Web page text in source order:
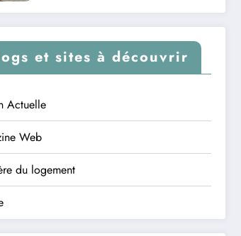
et sites à découvrir
Actuelle
Web
du logement